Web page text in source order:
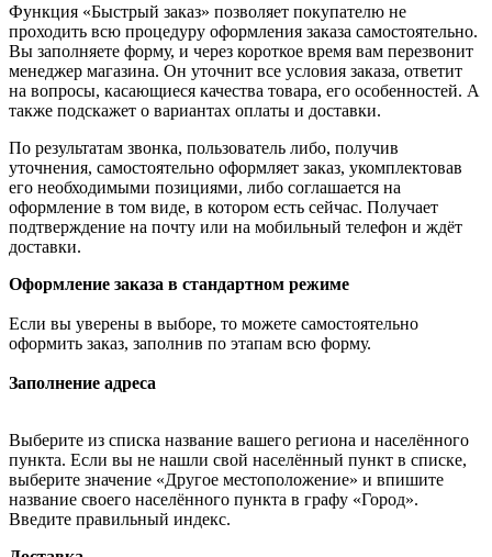
Функция «Быстрый заказ» позволяет покупателю не
проходить всю процедуру оформления заказа самостоятельно.
Вы заполняете форму, и через короткое время вам перезвонит
менеджер магазина. Он уточнит все условия заказа, ответит
на вопросы, касающиеся качества товара, его особенностей. А
также подскажет о вариантах оплаты и доставки.
По результатам звонка, пользователь либо, получив
уточнения, самостоятельно оформляет заказ, укомплектовав
его необходимыми позициями, либо соглашается на
оформление в том виде, в котором есть сейчас. Получает
подтверждение на почту или на мобильный телефон и ждёт
доставки.
Оформление заказа в стандартном режиме
Если вы уверены в выборе, то можете самостоятельно
оформить заказ, заполнив по этапам всю форму.
Заполнение адреса
Выберите из списка название вашего региона и населённого
пункта. Если вы не нашли свой населённый пункт в списке,
выберите значение «Другое местоположение» и впишите
название своего населённого пункта в графу «Город».
Введите правильный индекс.